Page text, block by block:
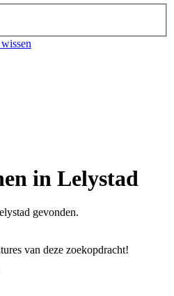
in Lelystad
gevonden.
van deze zoekopdracht!